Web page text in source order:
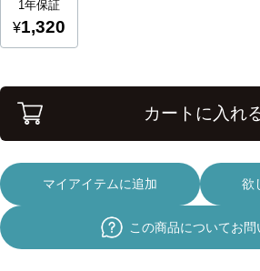
カートに入れ
マイアイテムに追加 欲
この商品についてお